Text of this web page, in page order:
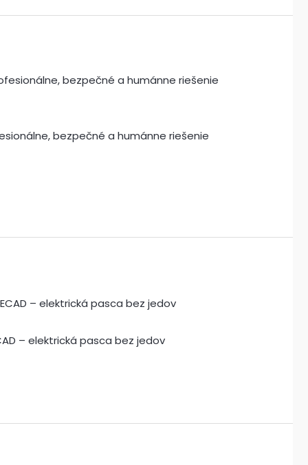
bezpečné a humánne riešenie
– elektrická pasca bez jedov